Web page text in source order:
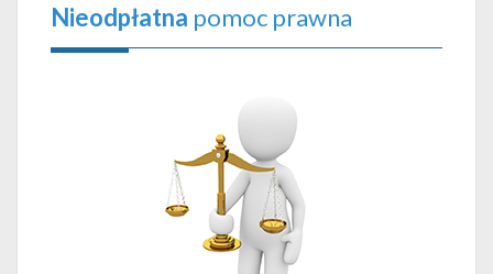
Nieodpłatna pomoc prawna